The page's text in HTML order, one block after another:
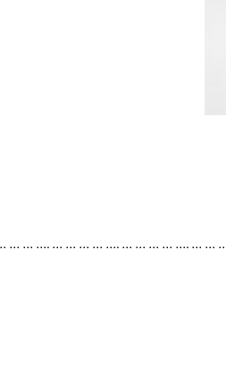
… …. … … … … …. … … … … …. … …